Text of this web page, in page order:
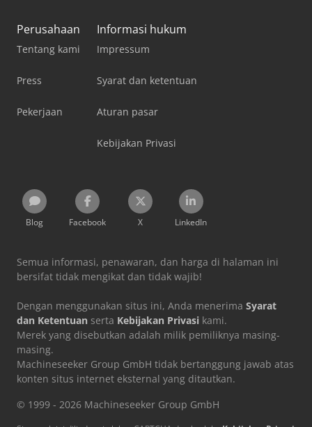
Perusahaan
Tentang kami
Press
Pekerjaan
Informasi hukum
Impressum
Syarat dan ketentuan
Aturan pasar
Kebijakan Privasi
Blog Facebook X LinkedIn
Semua informasi, penawaran, dan harga di halaman ini
bersifat tidak mengikat dan tidak wajib!
Dengan menggunakan situs ini, Anda menerima Syarat
dan Ketentuan serta Kebijakan Privasi kami.
Merek yang disebutkan adalah milik pemiliknya masing-
masing.
Machineseeker Group GmbH tidak bertanggung jawab atas
konten situs internet eksternal yang ditautkan.
© 1999 - 2026 Machineseeker Group GmbH